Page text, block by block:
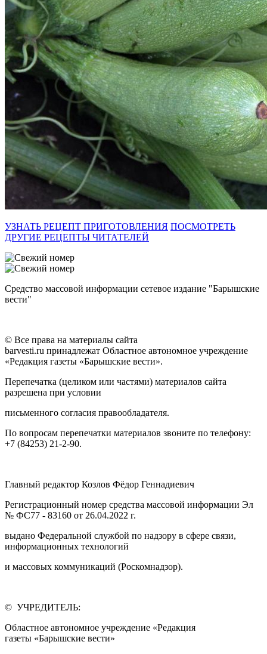
УЗНАТЬ РЕЦЕПТ ПРИГОТОВЛЕНИЯ ПОСМОТРЕТЬ
ДРУГИЕ РЕЦЕПТЫ ЧИТАТЕЛЕЙ
Средство массовой информации сетевое издание "Барышские
вести"
© Все права на материалы сайта
barvesti.ru принадлежат Областное автономное учреждение
«Редакция газеты «Барышские вести».
Перепечатка (целиком или частями) материалов сайта
разрешена при условии
письменного согласия правообладателя.
По вопросам перепечатки материалов звоните по телефону:
+7 (84253) 21-2-90.
Главный редактор Козлов Фёдор Геннадиевич
Регистрационный номер средства массовой информации Эл
№ ФС77 - 83160 от 26.04.2022 г.
выдано Федеральной службой по надзору в сфере связи,
информационных технологий
и массовых коммуникаций (Роскомнадзор).
© УЧРЕДИТЕЛЬ:
Областное автономное учреждение «Редакция
газеты «Барышские вести»